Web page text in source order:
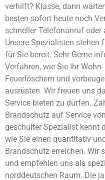
verhilft? Klasse, dann
besten sofort heute noch
schneller Telefonanruf oder
Unsere Spezialisten stehen
für Sie bereit. Sehr Gerne
Verfahren, wie Sie Ihr
Feuerlöschern und
ausrüsten. Wir freuen uns
Service bieten zu dürfen.
Brandschutz auf Service
geschulter Spezialist kennt
wie Sie einen quantitativ
Brandschutz erreichen. Wir
und empfehlen uns als
norddeutschen Raum. Die